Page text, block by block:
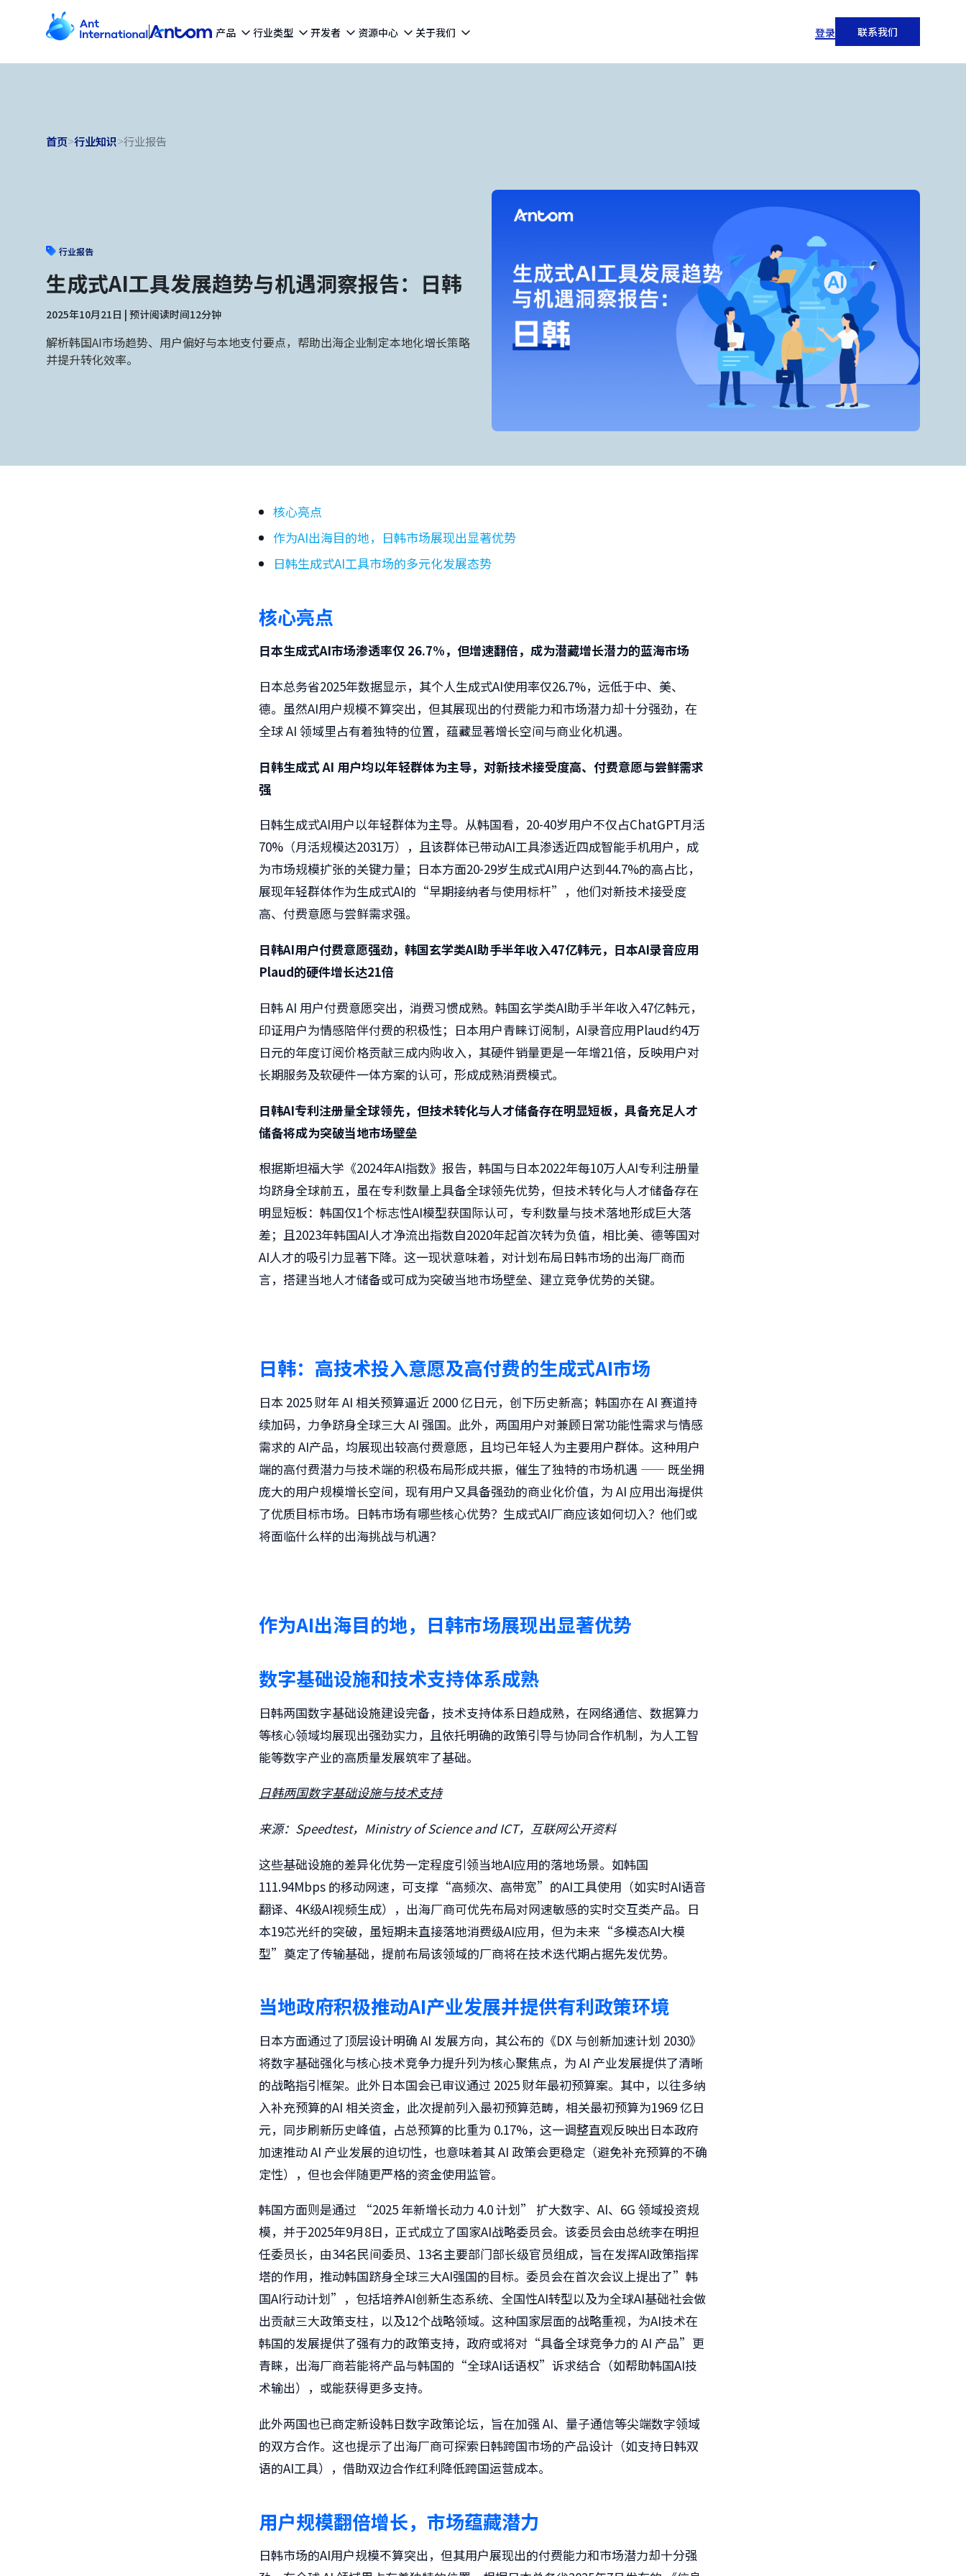
产品 行业类型 开发者 资源中心 关于我们 登录 联系我们
首页>行业知识>行业报告
行业报告
生成式AI工具发展趋势与机遇洞察报告：日韩
2025年10月21日 | 预计阅读时间12分钟
解析韩国AI市场趋势、用户偏好与本地支付要点，帮助出海企业制定本地化增长策略
并提升转化效率。
核心亮点
作为AI出海目的地，日韩市场展现出显著优势
日韩生成式AI工具市场的多元化发展态势
核心亮点
日本生成式AI市场渗透率仅 26.7%，但增速翻倍，成为潜藏增长潜力的蓝海市场
日本总务省2025年数据显示，其个人生成式AI使用率仅26.7%，远低于中、美、
德。虽然AI用户规模不算突出，但其展现出的付费能力和市场潜力却十分强劲，在
全球 AI 领域里占有着独特的位置，蕴藏显著增长空间与商业化机遇。
日韩生成式AI 用户均以年轻群体为主导，对新技术接受度高、付费意愿与尝鲜需求
强
日韩生成式AI用户以年轻群体为主导。从韩国看，20-40岁用户不仅占ChatGPT月活
70%（月活规模达2031万），且该群体已带动AI工具渗透近四成智能手机用户，成
为市场规模扩张的关键力量；日本方面20-29岁生成式AI用户达到44.7%的高占比，
展现年轻群体作为生成式AI的“早期接纳者与使用标杆”，他们对新技术接受度
高、付费意愿与尝鲜需求强。
日韩AI用户付费意愿强劲，韩国玄学类AI助手半年收入47亿韩元，日本AI录音应用
Plaud的硬件增长达21倍
日韩 AI 用户付费意愿突出，消费习惯成熟。韩国玄学类AI助手半年收入47亿韩元，
印证用户为情感陪伴付费的积极性；日本用户青睐订阅制，AI录音应用Plaud约4万
日元的年度订阅价格贡献三成内购收入，其硬件销量更是一年增21倍，反映用户对
长期服务及软硬件一体方案的认可，形成成熟消费模式。
日韩AI专利注册量全球领先，但技术转化与人才储备存在明显短板，具备充足人才
储备将成为突破当地市场壁垒
根据斯坦福大学《2024年AI指数》报告，韩国与日本2022年每10万人AI专利注册量
均跻身全球前五，虽在专利数量上具备全球领先优势，但技术转化与人才储备存在
明显短板：韩国仅1个标志性AI模型获国际认可，专利数量与技术落地形成巨大落
差；且2023年韩国AI人才净流出指数自2020年起首次转为负值，相比美、德等国对
AI人才的吸引力显著下降。这一现状意味着，对计划布局日韩市场的出海厂商而
言，搭建当地人才储备或可成为突破当地市场壁垒、建立竞争优势的关键。
日韩：高技术投入意愿及高付费的生成式AI市场
日本 2025 财年 AI 相关预算逼近 2000 亿日元，创下历史新高；韩国亦在 AI 赛道持
续加码，力争跻身全球三大 AI 强国。此外，两国用户对兼顾日常功能性需求与情感
需求的 AI产品，均展现出较高付费意愿，且均已年轻人为主要用户群体。这种用户
端的高付费潜力与技术端的积极布局形成共振，催生了独特的市场机遇 —— 既坐拥
庞大的用户规模增长空间，现有用户又具备强劲的商业化价值，为 AI 应用出海提供
了优质目标市场。日韩市场有哪些核心优势？生成式AI厂商应该如何切入？他们或
将面临什么样的出海挑战与机遇？
作为AI出海目的地，日韩市场展现出显著优势
数字基础设施和技术支持体系成熟
日韩两国数字基础设施建设完备，技术支持体系日趋成熟，在网络通信、数据算力
等核心领域均展现出强劲实力，且依托明确的政策引导与协同合作机制，为人工智
能等数字产业的高质量发展筑牢了基础。
日韩两国数字基础设施与技术支持
来源：Speedtest，Ministry of Science and ICT，互联网公开资料
这些基础设施的差异化优势一定程度引领当地AI应用的落地场景。如韩国
111.94Mbps 的移动网速，可支撑“高频次、高带宽”的AI工具使用（如实时AI语音
翻译、4K级AI视频生成），出海厂商可优先布局对网速敏感的实时交互类产品。日
本19芯光纤的突破，虽短期未直接落地消费级AI应用，但为未来“多模态AI大模
型”奠定了传输基础，提前布局该领域的厂商将在技术迭代期占据先发优势。
当地政府积极推动AI产业发展并提供有利政策环境
日本方面通过了顶层设计明确 AI 发展方向，其公布的《DX 与创新加速计划 2030》
将数字基础强化与核心技术竞争力提升列为核心聚焦点，为 AI 产业发展提供了清晰
的战略指引框架。此外日本国会已审议通过 2025 财年最初预算案。其中，以往多纳
入补充预算的AI 相关资金，此次提前列入最初预算范畴，相关最初预算为1969 亿日
元，同步刷新历史峰值，占总预算的比重为 0.17%，这一调整直观反映出日本政府
加速推动 AI 产业发展的迫切性，也意味着其 AI 政策会更稳定（避免补充预算的不确
定性），但也会伴随更严格的资金使用监管。
韩国方面则是通过 “2025 年新增长动力 4.0 计划” 扩大数字、AI、6G 领域投资规
模，并于2025年9月8日，正式成立了国家AI战略委员会。该委员会由总统李在明担
任委员长，由34名民间委员、13名主要部门部长级官员组成，旨在发挥AI政策指挥
塔的作用，推动韩国跻身全球三大AI强国的目标。委员会在首次会议上提出了”韩
国AI行动计划”，包括培养AI创新生态系统、全国性AI转型以及为全球AI基础社会做
出贡献三大政策支柱，以及12个战略领域。这种国家层面的战略重视，为AI技术在
韩国的发展提供了强有力的政策支持，政府或将对“具备全球竞争力的 AI 产品”更
青睐，出海厂商若能将产品与韩国的“全球AI话语权”诉求结合（如帮助韩国AI技
术输出），或能获得更多支持。
此外两国也已商定新设韩日数字政策论坛，旨在加强 AI、量子通信等尖端数字领域
的双方合作。这也提示了出海厂商可探索日韩跨国市场的产品设计（如支持日韩双
语的AI工具），借助双边合作红利降低跨国运营成本。
用户规模翻倍增长，市场蕴藏潜力
日韩市场的AI用户规模不算突出，但其用户展现出的付费能力和市场潜力却十分强